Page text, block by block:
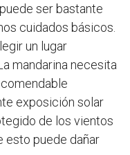
ser bastante
cuidados básicos.
un lugar
mandarina necesita
exposición solar
de los vientos
esto puede dañar